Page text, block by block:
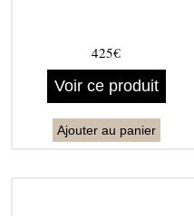
425€
Voir ce produit
Ajouter au panier